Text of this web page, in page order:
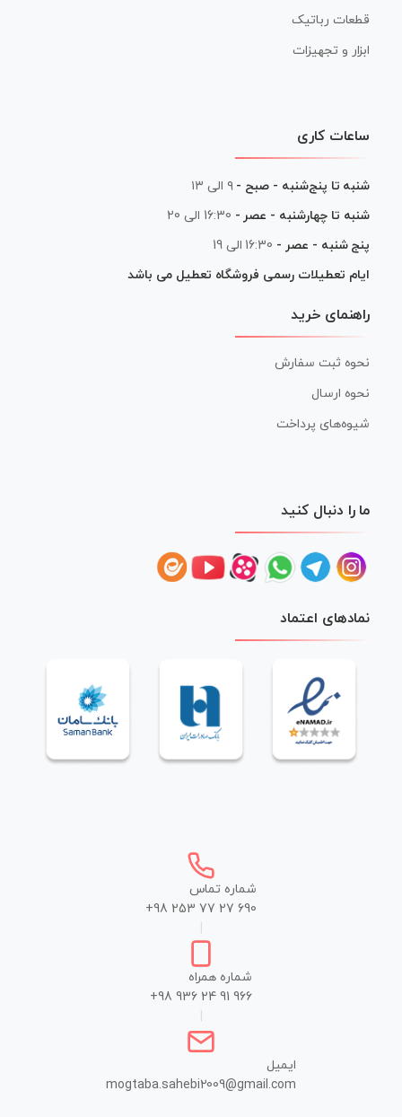
قطعات رباتیک
ابزار و تجهیزات
ساعات کاری
شنبه تا پنج‌شنبه - صبح - ۹ الی ۱۳
شنبه تا چهارشنبه - عصر - 16:30 الی 20
پنج شنبه - عصر - 16:30 الی 19
ایام تعطیلات رسمی فروشگاه تعطیل می باشد
راهنمای خرید
نحوه ثبت سفارش
نحوه ارسال
شیوه‌های پرداخت
ما را دنبال کنید
نمادهای اعتماد
شماره تماس
+98 253 77 27 690
شماره همراه
+98 936 24 91 966
ایمیل
mogtaba.sahebi2009@gmail.com